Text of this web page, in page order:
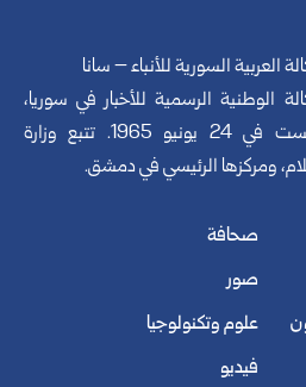
العربية السورية للأنباء – سانا
الوطنية الرسمية للأخبار في سوريا،
تأسست في 24 يونيو 1965. تتبع وزارة
ومركزها الرئيسي في دمشق.
صحافة
صور
علوم وتكنولوجيا
فيديو